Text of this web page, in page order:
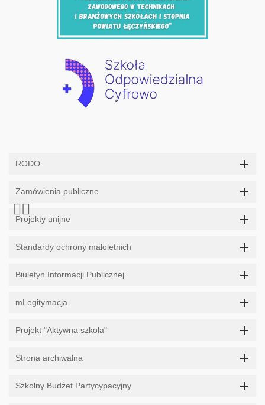
RODO
Zamówienia publiczne
Projekty unijne
Standardy ochrony małoletnich
Biuletyn Informacji Publicznej
mLegitymacja
Projekt "Aktywna szkoła"
Strona archiwalna
Szkolny Budżet Partycypacyjny